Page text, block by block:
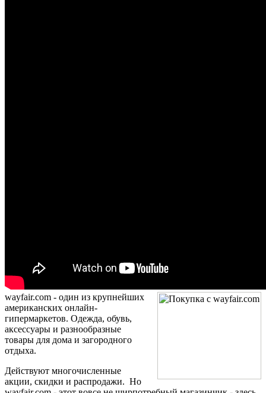
wayfair.com - один из крупнейших
американских онлайн-
гипермаркетов. Одежда, обувь,
аксессуары и разнообразные
товары для дома и загородного
отдыха.
Действуют многочисленные
акции, скидки и распродажи. Но